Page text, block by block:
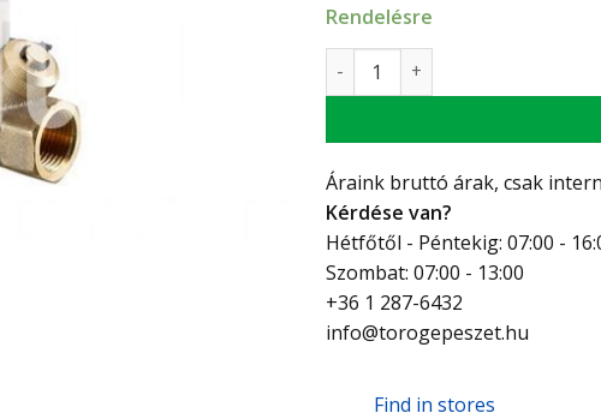
Rendelésre
Oventrop Hycocon ETZ
Áraink bruttó árak, csak
Kérdése van?
Hétfőtől - Péntekig: 07:00 -
Szombat: 07:00 - 13:00
+36 1 287-6432
info@torogepeszet.hu
Find in stores